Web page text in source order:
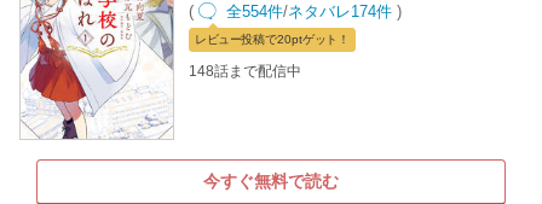
( 全554件/ネタバレ174件 )
レビュー投稿で20ptゲット！
148話まで配信中
今すぐ無料で読む